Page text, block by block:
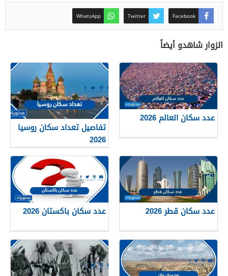
Facebook
Twitter
WhatsApp
الزوار شاهدو أيضاً
عدد سكان العالم 2026
تفاصيل تعداد سكان روسيا
2026
عدد سكان قطر 2026 عدد سكان باكستان 2026